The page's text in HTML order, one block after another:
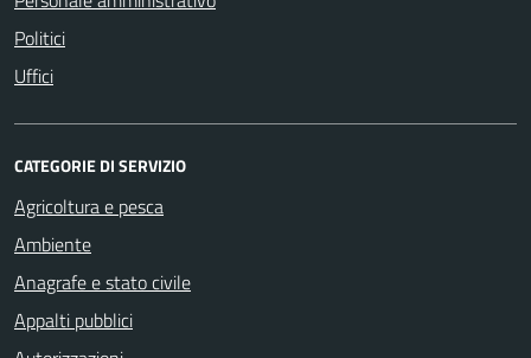
Politici
Uffici
CATEGORIE DI SERVIZIO
Agricoltura e pesca
Ambiente
Anagrafe e stato civile
Appalti pubblici